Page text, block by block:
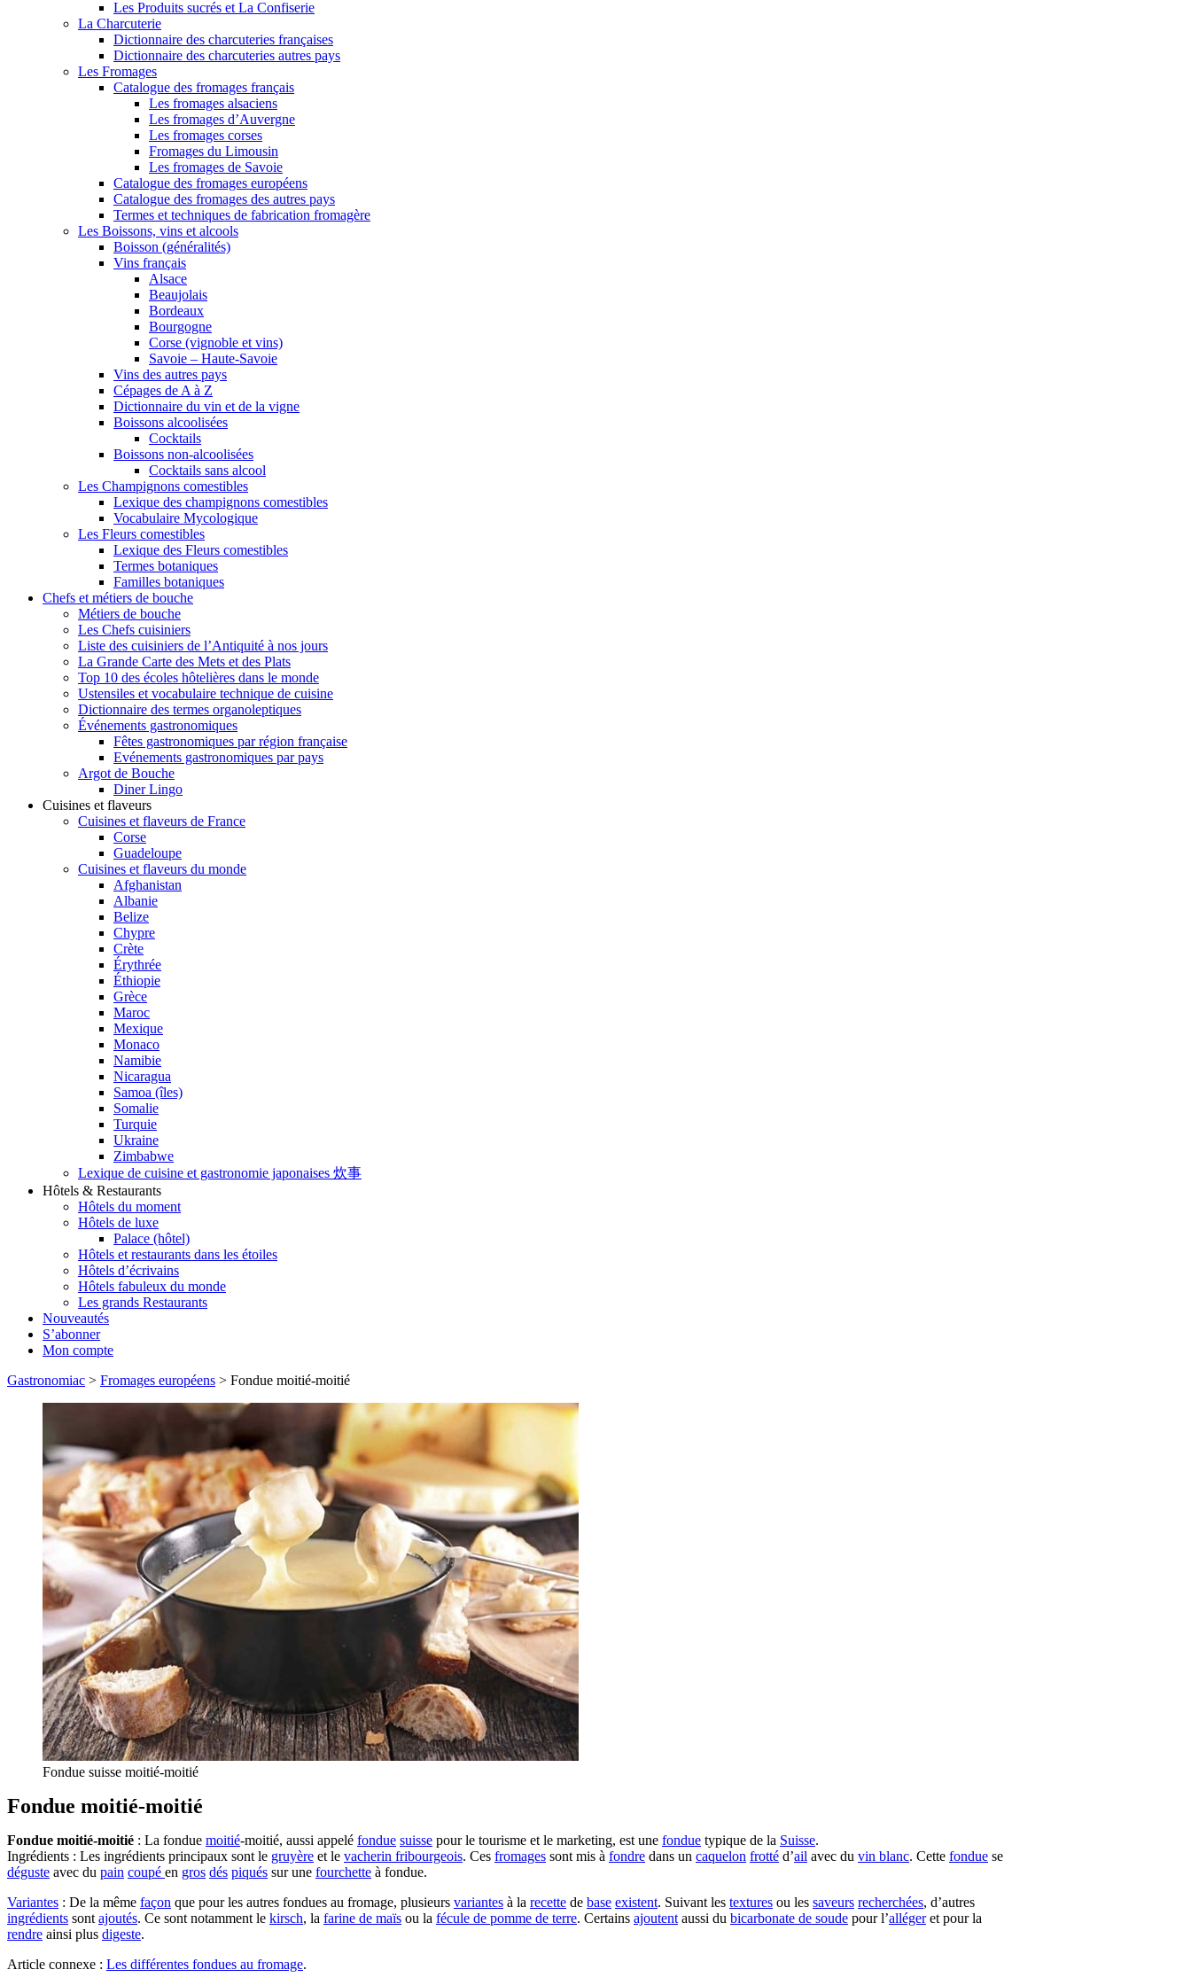
Les Produits sucrés et La Confiserie
La Charcuterie
Dictionnaire des charcuteries françaises
Dictionnaire des charcuteries autres pays
Les Fromages
Catalogue des fromages français
Les fromages alsaciens
Les fromages d’Auvergne
Les fromages corses
Fromages du Limousin
Les fromages de Savoie
Catalogue des fromages européens
Catalogue des fromages des autres pays
Termes et techniques de fabrication fromagère
Les Boissons, vins et alcools
Boisson (généralités)
Vins français
Alsace
Beaujolais
Bordeaux
Bourgogne
Corse (vignoble et vins)
Savoie – Haute-Savoie
Vins des autres pays
Cépages de A à Z
Dictionnaire du vin et de la vigne
Boissons alcoolisées
Cocktails
Boissons non-alcoolisées
Cocktails sans alcool
Les Champignons comestibles
Lexique des champignons comestibles
Vocabulaire Mycologique
Les Fleurs comestibles
Lexique des Fleurs comestibles
Termes botaniques
Familles botaniques
Chefs et métiers de bouche
Métiers de bouche
Les Chefs cuisiniers
Liste des cuisiniers de l’Antiquité à nos jours
La Grande Carte des Mets et des Plats
Top 10 des écoles hôtelières dans le monde
Ustensiles et vocabulaire technique de cuisine
Dictionnaire des termes organoleptiques
Événements gastronomiques
Fêtes gastronomiques par région française
Evénements gastronomiques par pays
Argot de Bouche
Diner Lingo
Cuisines et flaveurs
Cuisines et flaveurs de France
Corse
Guadeloupe
Cuisines et flaveurs du monde
Afghanistan
Albanie
Belize
Chypre
Crète
Érythrée
Éthiopie
Grèce
Maroc
Mexique
Monaco
Namibie
Nicaragua
Samoa (îles)
Somalie
Turquie
Ukraine
Zimbabwe
Lexique de cuisine et gastronomie japonaises 炊事
Hôtels & Restaurants
Hôtels du moment
Hôtels de luxe
Palace (hôtel)
Hôtels et restaurants dans les étoiles
Hôtels d’écrivains
Hôtels fabuleux du monde
Les grands Restaurants
Nouveautés
S’abonner
Mon compte
Gastronomiac > Fromages européens > Fondue moitié-moitié
Fondue suisse moitié-moitié
Fondue moitié-moitié
Fondue moitié-moitié : La fondue moitié-moitié, aussi appelé fondue suisse pour le tourisme et le marketing, est une fondue typique de la Suisse.
Ingrédients : Les ingrédients principaux sont le gruyère et le vacherin fribourgeois. Ces fromages sont mis à fondre dans un caquelon frotté d’ail avec du vin blanc. Cette fondue se
déguste avec du pain coupé en gros dés piqués sur une fourchette à fondue.
Variantes : De la même façon que pour les autres fondues au fromage, plusieurs variantes à la recette de base existent. Suivant les textures ou les saveurs recherchées, d’autres
ingrédients sont ajoutés. Ce sont notamment le kirsch, la farine de maïs ou la fécule de pomme de terre. Certains ajoutent aussi du bicarbonate de soude pour l’allégeret pour la
rendre ainsi plus digeste.
Article connexe : Les différentes fondues au fromage.